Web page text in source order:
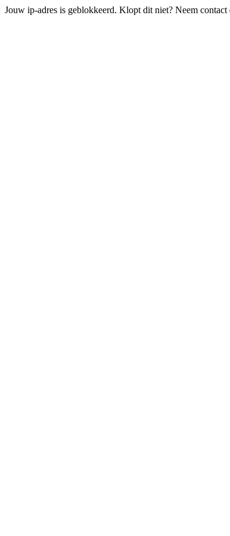
Jouw ip-adres is geblokkeerd. Klopt dit niet? Neem contact